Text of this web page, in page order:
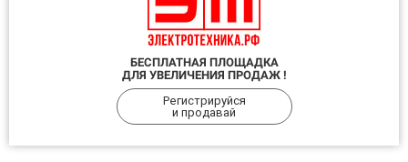
БЕСПЛАТНАЯ ПЛОЩАДКА
ДЛЯ УВЕЛИЧЕНИЯ ПРОДАЖ !
Регистрируйся
и продавай